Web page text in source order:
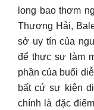
long bao thơm
Thượng Hải,
sở uy tín của
để thực sự làm
phần của buổi
bất cứ sự kiện
chính là đặc